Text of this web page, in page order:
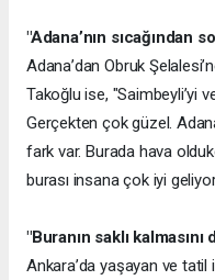
"Adana’nın sıcağından
Adana’dan Obruk
Takoğlu ise, "Saimbeyli’yi
Gerçekten çok güzel.
fark var. Burada hava
burası insana çok iyi
"Buranın saklı
Ankara’da yaşayan ve tatil